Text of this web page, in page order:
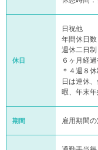
休日
日祝他
年間休日数
週休二日
６ヶ月経
＊４週８
日は連休
暇、年末
期間 雇用期間